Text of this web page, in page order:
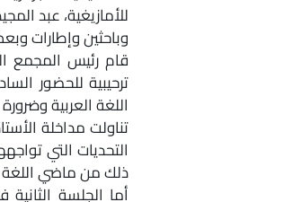
للأمازيغية، عبد
وباحثين وإطارات
قام رئيس المجمع
ترحيبية للحضور
اللغة العربية
تناولت مداخلة
التحديات التي
ذلك من ماضي اللغة
أما الجلسة